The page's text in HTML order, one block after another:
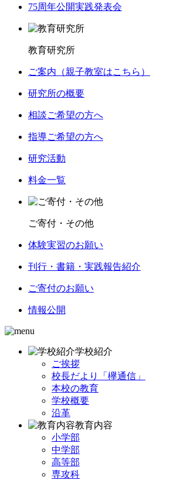
75周年公開実践発表会
教育研究所
ご案内（親子教室はこちら）
研究所の概要
相談ご希望の方へ
指導ご希望の方へ
研究活動
料金一覧
ご寄付・その他
体験実習のお願い
刊行・書籍・実践報告紹介
ご寄付のお願い
情報公開
学校紹介
ご挨拶
校長だより「欅通信」
本校の教育
学校概要
沿革
教育内容
小学部
中学部
高等部
専攻科